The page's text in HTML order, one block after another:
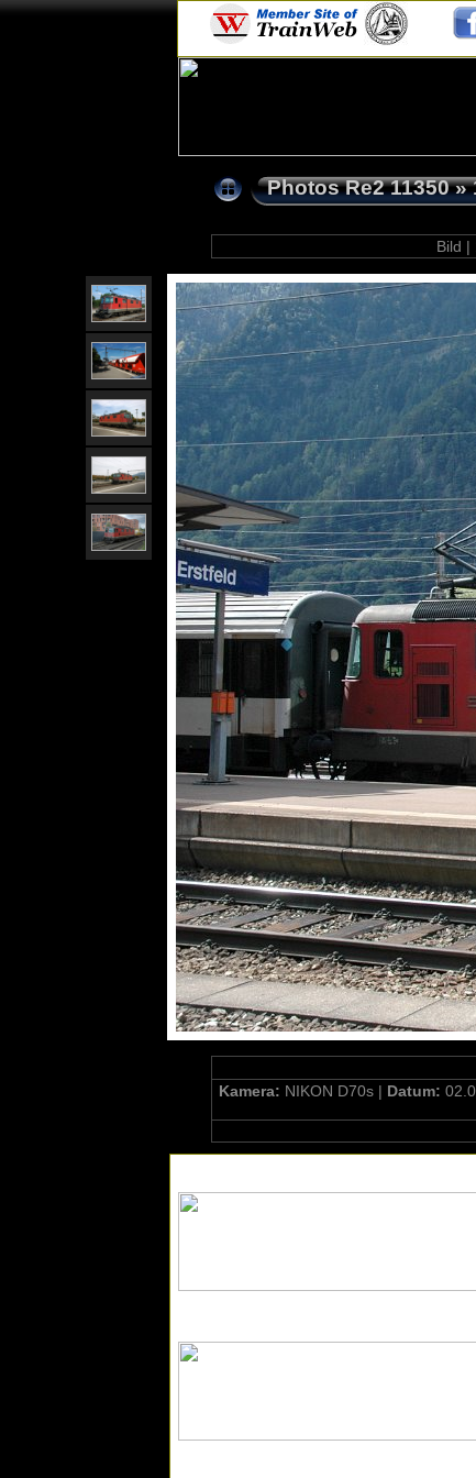
Photos Re2 11350»
Bild |
Kamera: NIKON D70s | Datum: